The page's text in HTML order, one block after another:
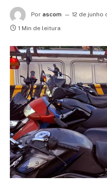
Por ascom 12 de junho
1 Min de leitura